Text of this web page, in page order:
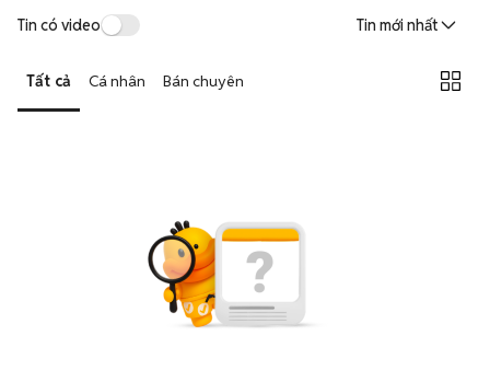
Tin có video Tin mới nhất
Tất cả Cá nhân Bán chuyên